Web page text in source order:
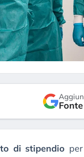
di stipendio
valutazioni
Cosa sta
degli asset?
2026